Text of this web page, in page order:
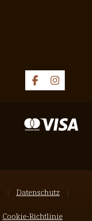
Datenschutz
Cookie-Richtlinie